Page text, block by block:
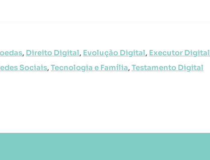
, Direito Digital, Evolução Digital, Executor Digital
Sociais, Tecnologia e Família, Testamento Digital